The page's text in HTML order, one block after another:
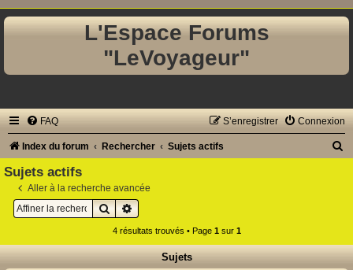
L'Espace Forums
"LeVoyageur"
FAQ Connexion
S’enregistrer
Index du forum Rechercher Sujets actifs
r
Sujets actifs
Aller à la recherche avancée
RechercherRecherche avancée
4 résultats trouvés • Page 1sur 1
Sujets